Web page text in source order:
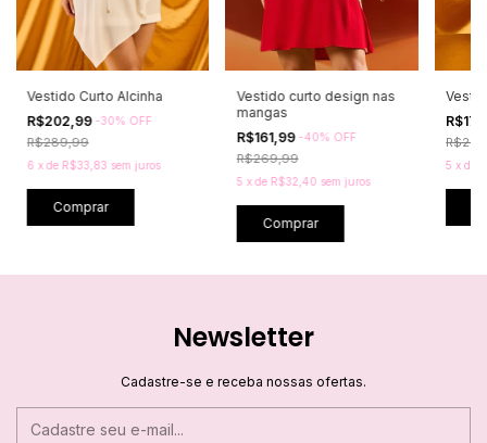
Vestido Curto Alcinha
R$202,99 -30% OFF
R$289,99
6 xde R$33,83 sem juros
Comprar
Vestido curto design nas
mangas
R$161,99 -40% OFF
R$269,99
5 xde R$32,40 sem juros
Comprar
5 x de
Newsletter
Cadastre-se e receba nossas ofertas.